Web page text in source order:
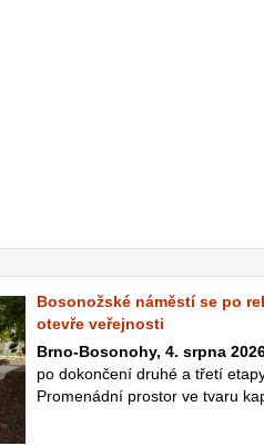
Bosonožské náměstí se po
otevře veřejnosti
Brno-Bosonohy, 4. srpna
po dokončení druhé a třetí
Promenádní prostor ve tvaru